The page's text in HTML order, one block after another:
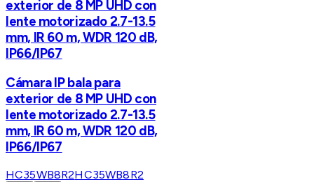
exterior de 8 MP UHD con
lente motorizado 2.7-13.5
mm, IR 60 m, WDR 120 dB,
IP66/IP67
Cámara IP bala para
exterior de 8 MP UHD con
lente motorizado 2.7-13.5
mm, IR 60 m, WDR 120 dB,
IP66/IP67
HC35WB8R2HC35WB8R2